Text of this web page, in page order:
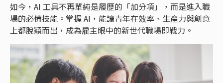
如今，AI 工具不再單純是履歷的「加分項」，而是進入職
場的必備技能。掌握 AI，能讓青年在效率、生產力與創意
上都脫穎而出，成為雇主眼中的新世代職場即戰力。